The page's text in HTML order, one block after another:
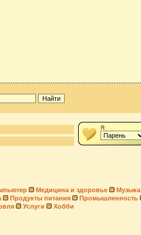
Я:
Медицина и здоровье Музыка
Продукты питания Промышленность
Услуги Хобби